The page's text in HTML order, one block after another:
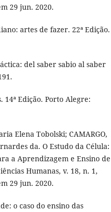
29 jun. 2020.
artes de fazer. 22ª Edição.
del saber sabio al saber
14ª Edição. Porto Alegre:
Elena Tobolski; CAMARGO,
da. O Estudo da Célula:
a Aprendizagem e Ensino de
Humanas, v. 18, n. 1,
29 jun. 2020.
o caso do ensino das